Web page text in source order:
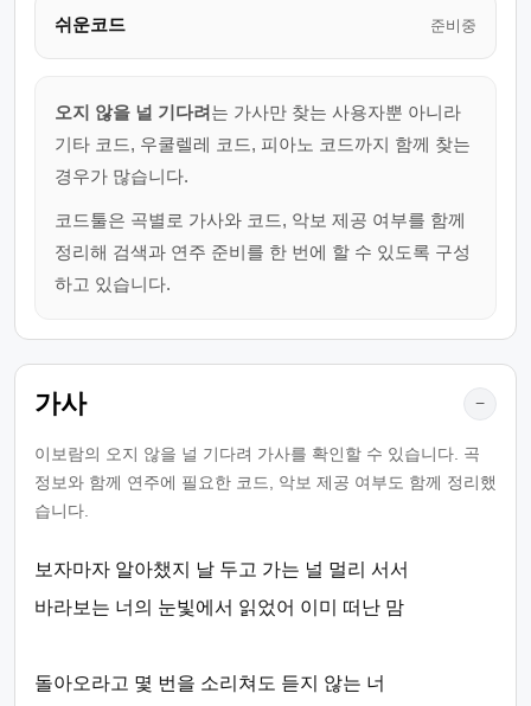
쉬운코드 준비중
오지 않을 널 기다려는 가사만 찾는 사용자뿐 아니라
기타 코드, 우쿨렐레 코드, 피아노 코드까지 함께 찾는
경우가 많습니다.
코드툴은 곡별로 가사와 코드, 악보 제공 여부를 함께
정리해 검색과 연주 준비를 한 번에 할 수 있도록 구성
하고 있습니다.
가사 −
이보람의 오지 않을 널 기다려 가사를 확인할 수 있습니다. 곡
정보와 함께 연주에 필요한 코드, 악보 제공 여부도 함께 정리했
습니다.
보자마자 알아챘지 날 두고 가는 널 멀리 서서
바라보는 너의 눈빛에서 읽었어 이미 떠난 맘
돌아오라고 몇 번을 소리쳐도 듣지 않는 너